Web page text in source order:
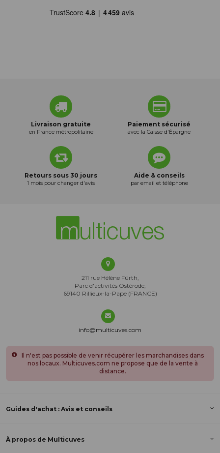
Livraison gratuite
en France métropolitaine
Paiement sécurisé
avec la Caisse d'Épargne
Retours sous 30 jours
1 mois pour changer d'avis
Aide & conseils
par email et téléphone
211 rue Hélène Fürth,
Parc d'activités Ostérode,
69140 Rillieux-la-Pape (FRANCE)
info@multicuves.com
Il n'est pas possible de venir récupérer les marchandises dans
nos locaux. Multicuves.com ne propose que de la vente à
distance.
Guides d'achat : Avis et conseils
À propos de Multicuves